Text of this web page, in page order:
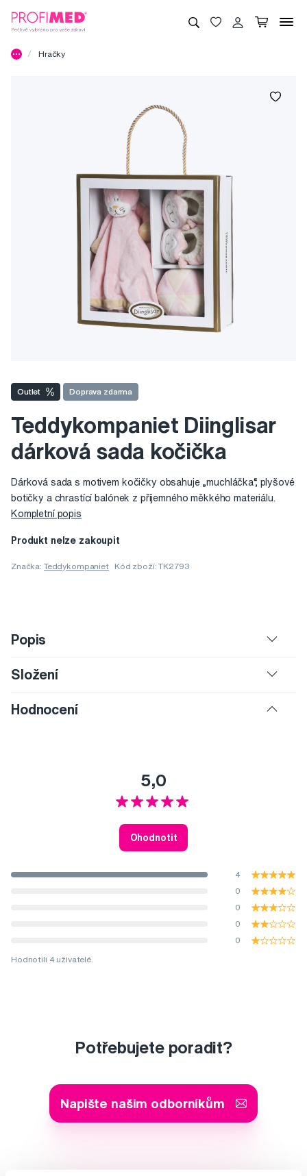
Hračky
Outlet Doprava zdarma
Teddykompaniet Diinglisar
dárková sada kočička
Dárková sada s motivem kočičky obsahuje „muchláčka“, plyšové
botičky a chrastící balónek z příjemného měkkého materiálu.
Kompletní popis
Produkt nelze zakoupit
Značka: Teddykompaniet Kód zboží: TK2793
Popis
Složení
Hodnocení
5,0
Ohodnotit
4
0
0
0
0
Hodnotili 4 uživatelé.
Potřebujete poradit?
Napište našim odborníkům